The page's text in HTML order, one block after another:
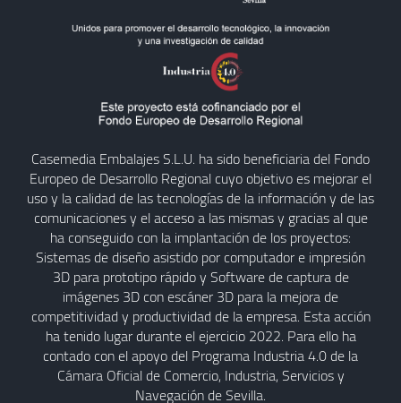
Casemedia Embalajes S.L.U. ha sido beneficiaria del Fondo
Europeo de Desarrollo Regional cuyo objetivo es mejorar el
uso y la calidad de las tecnologías de la información y de las
comunicaciones y el acceso a las mismas y gracias al que
ha conseguido con la implantación de los proyectos:
Sistemas de diseño asistido por computador e impresión
3D para prototipo rápido y Software de captura de
imágenes 3D con escáner 3D para la mejora de
competitividad y productividad de la empresa. Esta acción
ha tenido lugar durante el ejercicio 2022. Para ello ha
contado con el apoyo del Programa Industria 4.0 de la
Cámara Oficial de Comercio, Industria, Servicios y
Navegación de Sevilla.